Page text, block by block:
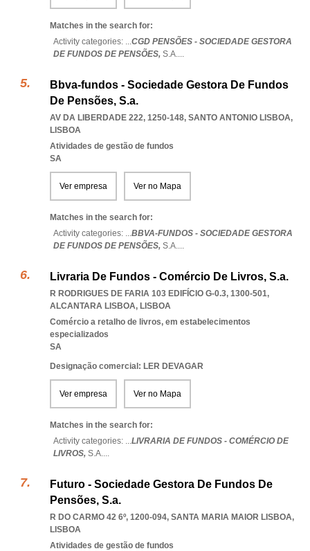
Matches in the search for:
Activity categories: ...CGD PENSÕES - SOCIEDADE GESTORA
DE FUNDOS DE PENSÕES, S.A....
Bbva-fundos - Sociedade Gestora De Fundos
De Pensões, S.a.
AV DA LIBERDADE 222, 1250-148, SANTO ANTONIO LISBOA,
LISBOA
Atividades de gestão de fundos
SA
Ver empresa Ver no Mapa
Matches in the search for:
Activity categories: ...BBVA-FUNDOS - SOCIEDADE GESTORA
DE FUNDOS DE PENSÕES, S.A....
Livraria De Fundos - Comércio De Livros, S.a.
R RODRIGUES DE FARIA 103 EDIFÍCIO G-0.3, 1300-501,
ALCANTARA LISBOA, LISBOA
Comércio a retalho de livros, em estabelecimentos
especializados
SA
Designação comercial: LER DEVAGAR
Ver empresa Ver no Mapa
Matches in the search for:
Activity categories: ...LIVRARIA DE FUNDOS - COMÉRCIO DE
LIVROS, S.A....
Futuro - Sociedade Gestora De Fundos De
Pensões, S.a.
R DO CARMO 42 6º, 1200-094, SANTA MARIA MAIOR LISBOA,
LISBOA
Atividades de gestão de fundos